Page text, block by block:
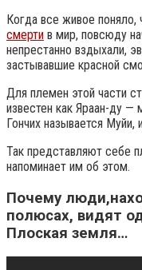
Когда все живое поняло,
смерти в мир, повсюду
непрестанно вздыхали,
застывавшие красной
Для племен этой части
известен как Яраан-ду —
Гончих называется Муйи,
Так представляют себе
напоминает им об этом.
Почему
полюсах, видят
Плоская земля…